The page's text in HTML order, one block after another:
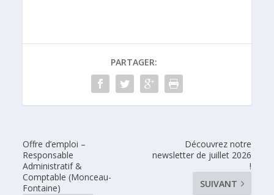
PARTAGER:
Offre d’emploi –
Responsable
Administratif &
Comptable (Monceau-
Fontaine)
Découvrez notre
newsletter de juillet 2026
!
SUIVANT